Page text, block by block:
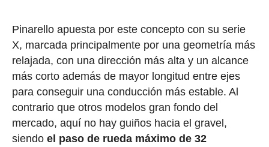
Pinarello apuesta por este concepto con su serie
X, marcada principalmente por una geometría más
relajada, con una dirección más alta y un alcance
más corto además de mayor longitud entre ejes
para conseguir una conducción más estable. Al
contrario que otros modelos gran fondo del
mercado, aquí no hay guiños hacia el gravel,
siendo el paso de rueda máximo de 32